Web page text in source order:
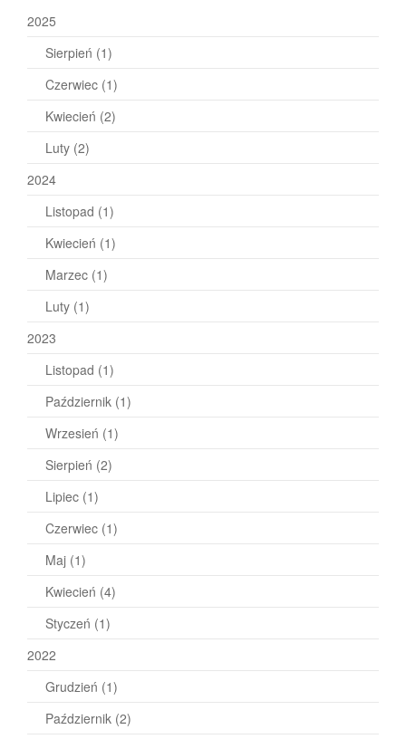
2025
Sierpień (1)
Czerwiec (1)
Kwiecień (2)
Luty (2)
2024
Listopad (1)
Kwiecień (1)
Marzec (1)
Luty (1)
2023
Listopad (1)
Październik (1)
Wrzesień (1)
Sierpień (2)
Lipiec (1)
Czerwiec (1)
Maj (1)
Kwiecień (4)
Styczeń (1)
2022
Grudzień (1)
Październik (2)